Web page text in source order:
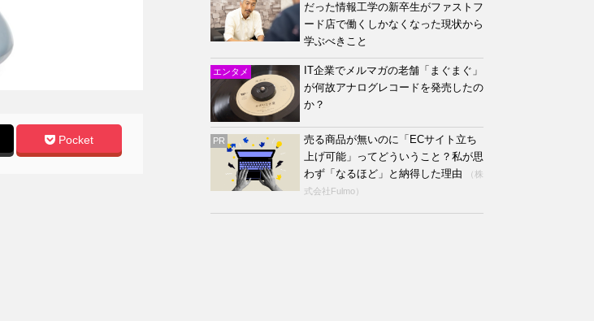
Pocket
だった情報工学の新卒生がファストフ
ード店で働くしかなくなった現状から
学ぶべきこと
エンタメ
IT企業でメルマガの老舗「まぐまぐ」
が何故アナログレコードを発売したの
か？
PR
売る商品が無いのに「ECサイト立ち
上げ可能」ってどういうこと？私が思
わず「なるほど」と納得した理由
（株
式会社Fulmo）